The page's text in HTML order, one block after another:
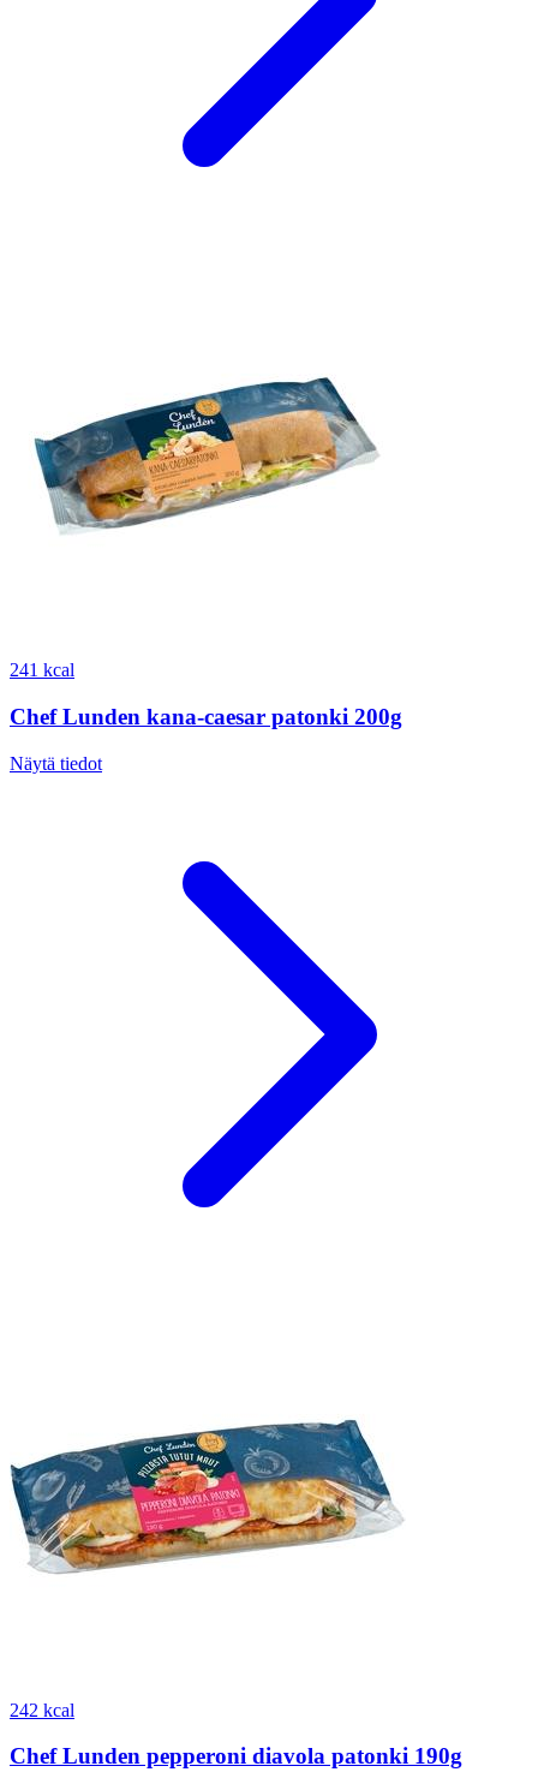
241 kcal
Chef Lunden kana-caesar patonki 200g
Näytä tiedot
242 kcal
Chef Lunden pepperoni diavola patonki 190g